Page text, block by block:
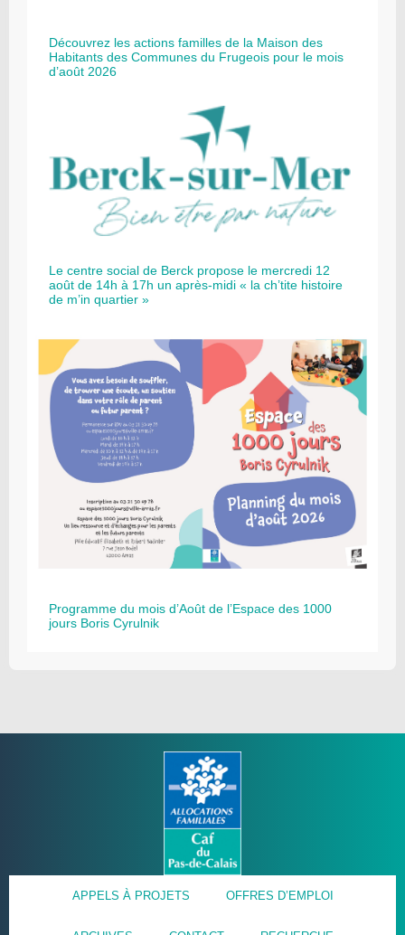
Découvrez les actions familles de la Maison des
Habitants des Communes du Frugeois pour le mois
d’août 2026
Le centre social de Berck propose le mercredi 12
août de 14h à 17h un après-midi « la ch’tite histoire
de m’in quartier »
Programme du mois d’Août de l’Espace des 1000
jours Boris Cyrulnik
APPELS À PROJETS OFFRES D’EMPLOI